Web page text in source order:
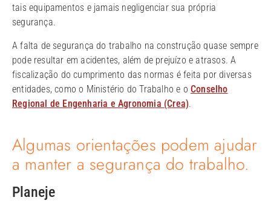
tais equipamentos e jamais negligenciar sua própria
segurança.
A falta de segurança do trabalho na construção quase sempre
pode resultar em acidentes, além de prejuízo e atrasos. A
fiscalização do cumprimento das normas é feita por diversas
entidades, como o Ministério do Trabalho e o Conselho
Regional de Engenharia e Agronomia (Crea).
Algumas orientações podem ajudar
a manter a segurança do trabalho.
Planeje